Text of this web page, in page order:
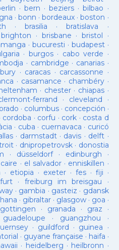
·bern ·beziers ·bilbao ·
·bonn ·bordeaux ·boston ·
·brasilia ·bratislava ·
brighton · brisbane · bristol ·
· bucuresti · budapest·
· burgos· cabo verde ·
· cambridge · canarias·
· caracas · carcassonne ·
· casamance · chambéry·
· chester· chiapas ·
ferrand · cleveland ·
· columbus· concepción ·
cordoba · corfu · cork · costa d
· cuba · cuernavaca · curicó
· darmstadt· davis · delft ·
· dnipropetrovsk· donostia
· düsseldorf· edinburgh ·
· el salvador · enniskillen ·
· etiopia · exeter· fes· fiji ·
· freiburg im breisgau ·
· gambia · gasteiz · gdansk
· gibraltar· glasgow· goa ·
gottingen · granada · graz ·
guadeloupe · guangzhou ·
· guildford · guinea ·
· guyane française · haifa ·
· heidelberg · heilbronn ·